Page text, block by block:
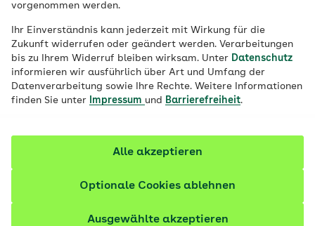
vorgenommen werden.
Ihr Einverständnis kann jederzeit mit Wirkung für die
Zukunft widerrufen oder geändert werden. Verarbeitungen
bis zu Ihrem Widerruf bleiben wirksam. Unter Datenschutz
informieren wir ausführlich über Art und Umfang der
Datenverarbeitung sowie Ihre Rechte. Weitere Informationen
finden Sie unter
Impressum und Barrierefreiheit.
Ausgewählte akzeptieren
Optionale Cookies ablehnen
Alle akzeptieren
© iStock / Cecilie_Arcurs